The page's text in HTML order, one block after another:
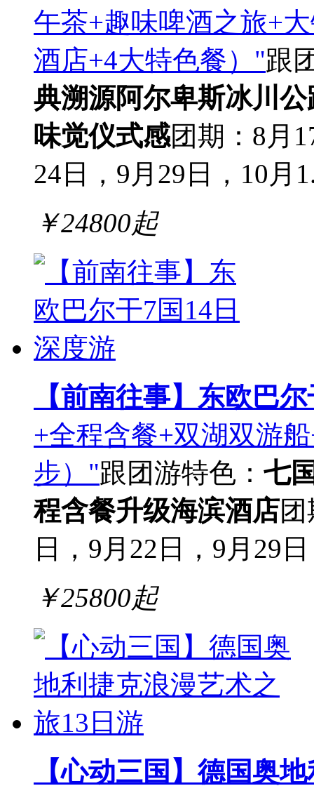
午茶+趣味啤酒之旅+
酒店+4大特色餐）"跟
典溯源阿尔卑斯冰川公
味觉仪式感团期：8月
24日，9月29日，10月
￥24800起
【前南往事】东欧巴
+全程含餐+双湖双游
步）"跟团游特色： 七
程含餐升级海滨酒店团
日，9月22日，9月29
￥25800起
【心动三国】德国奥